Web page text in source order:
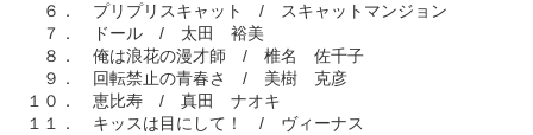
６． プリプリスキャット / スキャットマンジョン
７． ドール / 太田 裕美
８． 俺は浪花の漫才師 / 椎名 佐千子
９． 回転禁止の青春さ / 美樹 克彦
１０． 恵比寿 / 真田 ナオキ
１１． キッスは目にして！ / ヴィーナス